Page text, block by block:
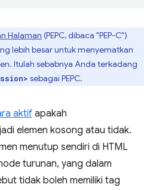
Halaman (PEPC, dibaca "PEP-C")
lebih besar untuk menyematkan
Itulah sebabnya Anda terkadang
sebagai PEPC.
aktif apakah
elemen kosong atau tidak.
menutup sendiri di HTML
turunan, yang dalam
tidak boleh memiliki tag